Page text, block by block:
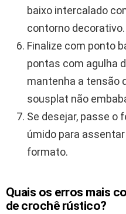
baixo intercalado
contorno decorativo.
Finalize com ponto
pontas com agulha
mantenha a tensão
sousplat não
Se desejar, passe o
úmido para
formato.
Quais os erros mais
de crochê rústico?